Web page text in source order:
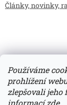
Používáme
prohlížení
zlepšovali jeho
informacízde.
Články, novinky,